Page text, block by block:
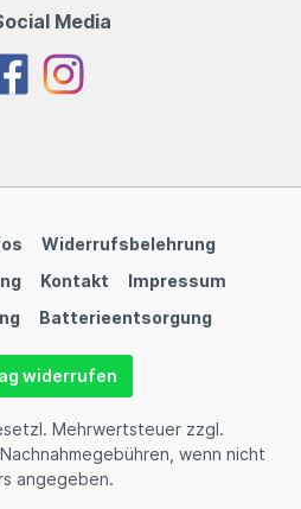
Media
Widerrufsbelehrung
Kontakt
Impressum
Batterieentsorgung
widerrufen
Mehrwertsteuer zzgl.
wenn nicht
angegeben.